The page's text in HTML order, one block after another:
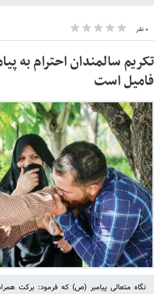
۰ نفر
تکریم سالمندان احترام به
فامیل است
نگاه متعالی پیامبر (ص) که فرمود: برکت